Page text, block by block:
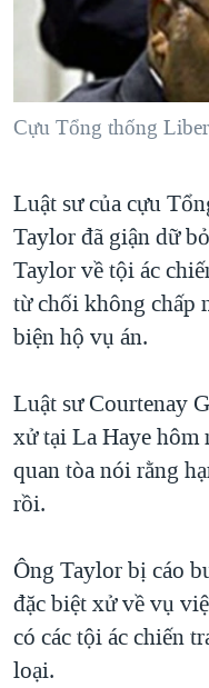
"Tìm" NGƯỜI VIỆT HẢI
ĐỜI SỐNG
KINH TẾ
KHOA HỌC
THỂ THAO
GIÁO DỤC
TẠI
HÀNH TRÌNH BẦU CỬ
MỘT NĂM CHIẾN
GIẢI MÃ VÀNH ĐAI &
TRỊNH VĨNH BÌNH -
GROUND ZERO –
CHI PHÍ CHIẾN
CÁC GIÁ TRỊ CỘNG
TRỊNH VĨNH BÌNH
NGƯ DÂN VIỆT VÀ
BÊN KIA QUỐC LỘ:
VIDEO
NGHE
MẠNG XÃ HỘI
Ngôn ngữ khác
Cựu Tổng thống
Luật sư của cựu
Taylor đã giận dữ
Taylor về tội ác
từ chối không chấp
biện hộ vụ án.
Luật sư Courtenay
xử tại La Haye hôm
quan tòa nói rằng
rồi.
Ông Taylor bị cáo
đặc biệt xử về vụ
có các tội ác chiến
loại.